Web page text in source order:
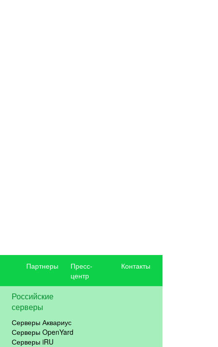
Партнеры
Пресс-
центр
Контакты
Российские
серверы
Серверы Аквариус
Серверы OpenYard
Серверы iRU